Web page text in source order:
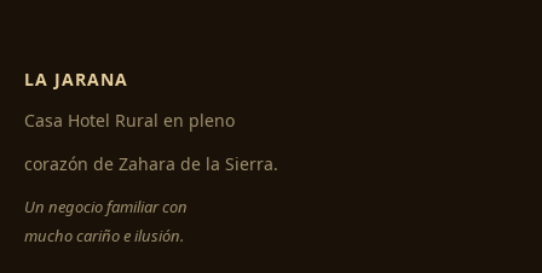
LA JARANA
Casa Hotel Rural en pleno
corazón de Zahara de la Sierra.
Un negocio familiar con
mucho cariño e ilusión.